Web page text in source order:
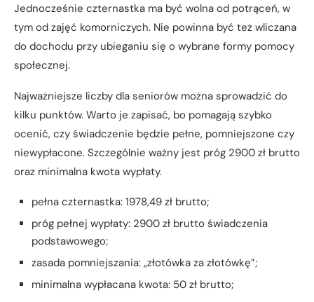
Jednocześnie czternastka ma być wolna od potrąceń, w
tym od zajęć komorniczych. Nie powinna być też wliczana
do dochodu przy ubieganiu się o wybrane formy pomocy
społecznej.
Najważniejsze liczby dla seniorów można sprowadzić do
kilku punktów. Warto je zapisać, bo pomagają szybko
ocenić, czy świadczenie będzie pełne, pomniejszone czy
niewypłacone. Szczególnie ważny jest próg 2900 zł brutto
oraz minimalna kwota wypłaty.
pełna czternastka: 1978,49 zł brutto;
próg pełnej wypłaty: 2900 zł brutto świadczenia
podstawowego;
zasada pomniejszania: „złotówka za złotówkę”;
minimalna wypłacana kwota: 50 zł brutto;